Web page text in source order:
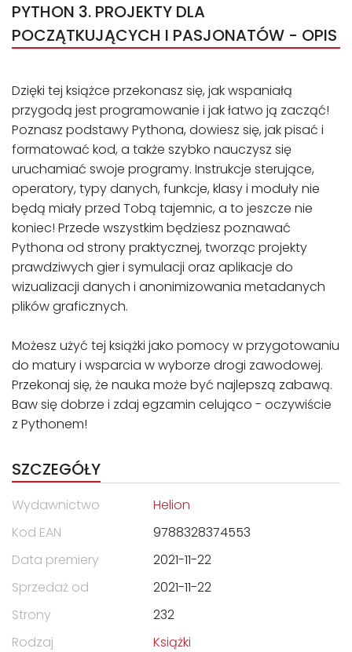
PYTHON 3. PROJEKTY DLA
POCZĄTKUJĄCYCH I PASJONATÓW - OPIS
Dzięki tej książce przekonasz się, jak wspaniałą
przygodą jest programowanie i jak łatwo ją zacząć!
Poznasz podstawy Pythona, dowiesz się, jak pisać i
formatować kod, a także szybko nauczysz się
uruchamiać swoje programy. Instrukcje sterujące,
operatory, typy danych, funkcje, klasy i moduły nie
będą miały przed Tobą tajemnic, a to jeszcze nie
koniec! Przede wszystkim będziesz poznawać
Pythona od strony praktycznej, tworząc projekty
prawdziwych gier i symulacji oraz aplikacje do
wizualizacji danych i anonimizowania metadanych
plików graficznych.
Możesz użyć tej książki jako pomocy w przygotowaniu
do matury i wsparcia w wyborze drogi zawodowej.
Przekonaj się, że nauka może być najlepszą zabawą.
Baw się dobrze i zdaj egzamin celująco - oczywiście
z Pythonem!
SZCZEGÓŁY
Wydawnictwo
Helion
Kod EAN
9788328374553
Data premiery
2021-11-22
Sprzedaż od
2021-11-22
Strony
232
Rodzaj
Książki